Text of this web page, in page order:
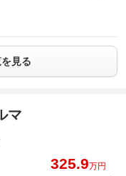
見る
マ
325.9万円